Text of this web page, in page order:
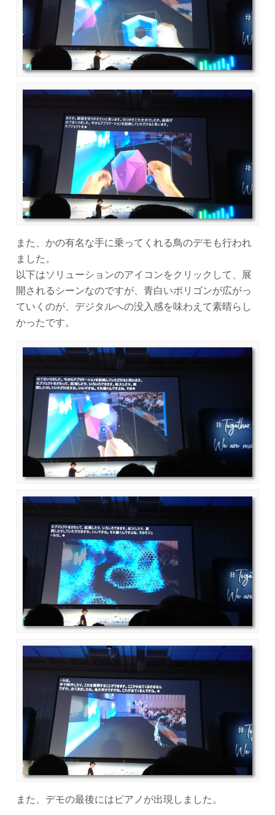
また、かの有名な手に乗ってくれる鳥のデモも行われ
ました。
以下はソリューションのアイコンをクリックして、展
開されるシーンなのですが、青白いポリゴンが広がっ
ていくのが、デジタルへの没入感を味わえて素晴らし
かったです。
また、デモの最後にはピアノが出現しました。